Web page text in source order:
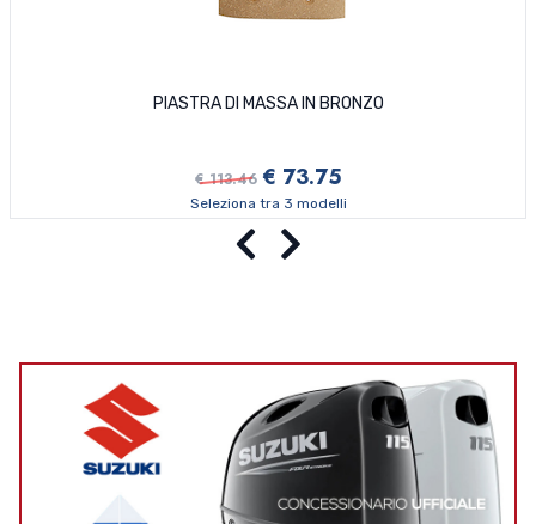
PIASTRA DI MASSA IN BRONZO
€ 113.46 € 73.75
Seleziona tra 3 modelli